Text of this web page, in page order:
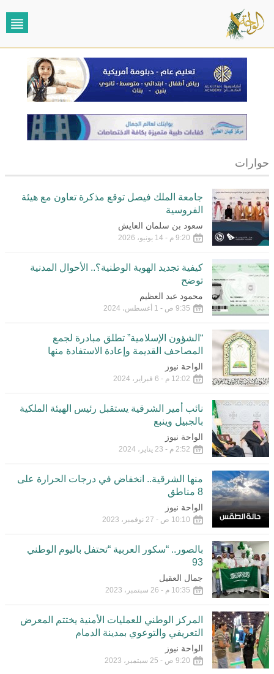
حوارات
جامعة الملك فيصل توقع مذكرة تعاون مع هيئة
الفروسية
سعود بن سلمان العايش
9:20 م - 14 يونيو، 2026
كيفية تجديد الهوية الوطنية؟.. الأحوال المدنية
توضح
محمود عبد العظيم
9:35 ص - 1 أغسطس، 2024
“الشؤون الإسلامية” تطلق مبادرة لجمع
المصاحف القديمة وإعادة الاستفادة منها
الواحة نيوز
12:02 م - 6 فبراير، 2024
نائب أمير الشرقية يستقبل رئيس الهيئة الملكية
بالجبيل وينبع
الواحة نيوز
2:52 م - 23 يناير، 2024
منها الشرقية.. انخفاض في درجات الحرارة على
8 مناطق
الواحة نيوز
10:10 ص - 27 نوفمبر، 2023
بالصور.. “سكور العربية “تحتفل باليوم الوطني
93
جمال العقيل
10:35 م - 26 سبتمبر، 2023
المركز الوطني للعمليات الأمنية يختتم المعرض
التعريفي والتوعوي بمدينة الدمام
الواحة نيوز
9:20 ص - 25 سبتمبر، 2023